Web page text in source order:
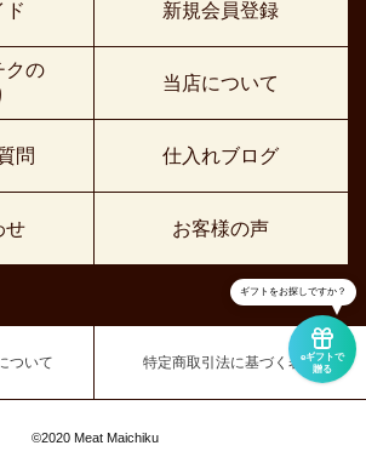
ド
クの
問
せ
新規会員登録
当店について
仕入れブログ
お客様の声
ついて 特定商取引法に基づく表示
©2020 Meat Maichiku
eギフトで
贈る
ギフトをお探しですか？